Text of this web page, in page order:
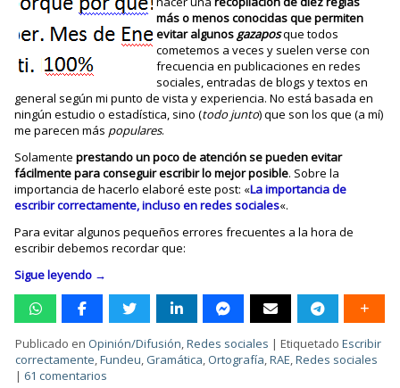
más o menos conocidas que permiten
evitar algunosgazaposque todos
cometemos a veces y suelen verse con
frecuencia en publicaciones en redes
sociales, entradas de blogs y textos en
general según mi punto de vista y experiencia. No está basada en
ningún estudio o estadística, sino (todo junto) que son los que (a mí)
me parecen más populares.
Solamenteprestando un poco de atención se pueden evitar
fácilmente para conseguir escribir lo mejor posible. Sobre la
importancia de hacerlo elaboré este post: «La importancia de
escribir correctamente, incluso en redes sociales«.
Para evitar algunos pequeños errores frecuentes a la hora de
escribir debemos recordar que:
Sigue leyendo →
Publicado en Opinión/Difusión,Redes sociales |Etiquetado Escribir
correctamente,Fundeu, Gramática, Ortografía,RAE,Redes sociales
| 61 comentarios